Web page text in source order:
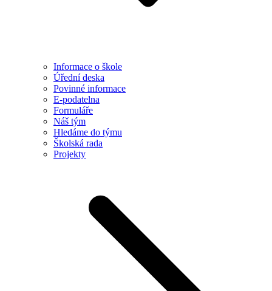
Informace o škole
Úřední deska
Povinné informace
E-podatelna
Formuláře
Náš tým
Hledáme do týmu
Školská rada
Projekty